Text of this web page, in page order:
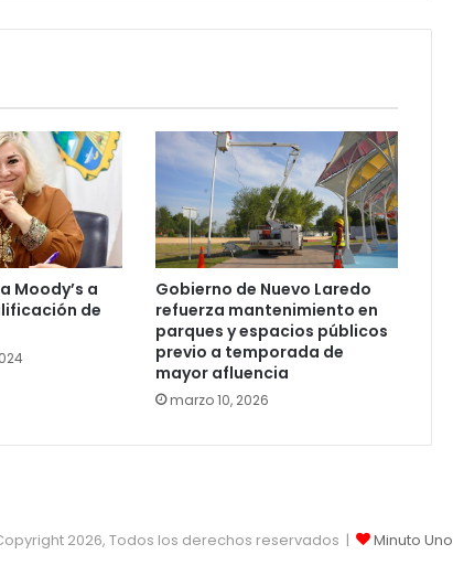
Moody’s a
de
Gobierno de Nuevo Laredo
refuerza mantenimiento en
parques y espacios públicos
previo a temporada de
mayor afluencia
marzo 10, 2026
2026, Todos los derechos reservados | Minuto Uno